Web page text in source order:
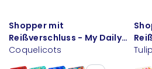
Shopper mit
Reißverschluss - My Daily
Bag
Coquelicots
Bag